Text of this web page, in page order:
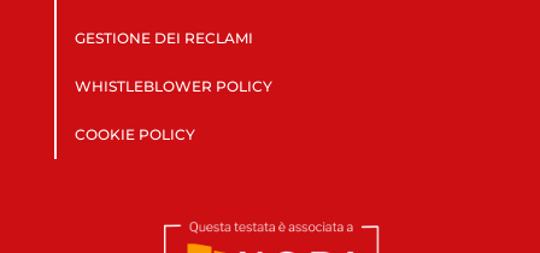
GESTIONE DEI RECLAMI
WHISTLEBLOWER POLICY
COOKIE POLICY